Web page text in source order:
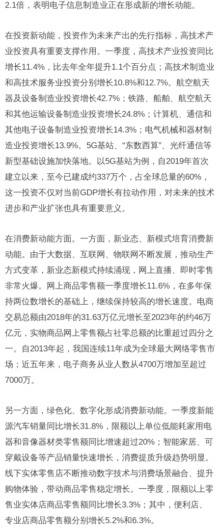
2.1倍，表明电子信息制造业正在形成新的增长动能。
在投资新动能，投资作为未来产出的先行指标，高技术产
业投资具有重要支撑作用。一季度，高技术产业投资同比
增长11.4%，比去年全年提升1.1个百分点；高技术制造业
和高技术服务业投资分别增长10.8%和12.7%。航空航天
器及设备制造业投资增长42.7%；铁路、船舶、航空航天
和其他运输设备制造业投资增长24.8%；计算机、通信和
其他电子设备制造业投资增长14.3%；电气机械和器材制
造业投资增长13.9%。5G基站、“东数西算”、光纤通信等
新型基础设施加快落地。以5G基站为例，自2019年首次
建立以来，至今已建成约337万个，占全球总量的60%，
这一投资不仅对当前GDP增长有拉动作用，对未来的技术
进步和产业扩张也具有重要意义。
在消费新动能方面。一方面，新业态、新模式培育消费新
动能。由于大数据、互联网、物联网不断发展，推动生产
方式变革，新业态新模式持续涌现，网上直播、即时零售
非常火爆。网上商品零售额一季度增长11.6%，在多年保
持两位数增长的基础上，继续保持较高的增长速度。电商
交易总额由2018年的31.63万亿元增长至2023年的约46万
亿元，实物商品网上零售额占社零总额的比重超过四分之
一。自2013年起，我国连续11年成为全球最大网络零售市
场；近五年来，电子商务从业人数从4700万增加至超过
7000万。
另一方面，绿色化、数字化形成消费新动能。一季度新能
源汽车销量同比增长31.8%，限额以上单位低能耗家用电
器和音像器材类零售额同比增速超过20%；智能家居、可
穿戴设备等产品销量快速增长，消费提质升级趋势明显。
线下实体零售店不断推动数字技术与消费场景融合、提升
购物体验，带动商品零售稳定增长。一季度，限额以上零
售业实体店商品零售额同比增长3.3%；其中，便利店、
专业店商品零售额分别增长5.2%和6.3%。